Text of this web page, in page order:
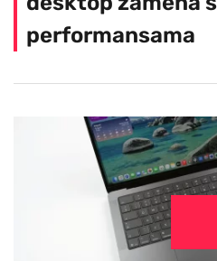
performansama